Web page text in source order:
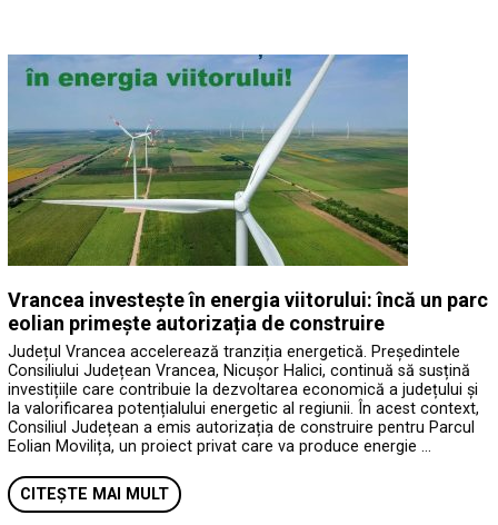
Vrancea investește în energia viitorului: încă un parc
eolian primește autorizația de construire
Județul Vrancea accelerează tranziția energetică. Președintele
Consiliului Județean Vrancea, Nicușor Halici, continuă să susțină
investițiile care contribuie la dezvoltarea economică a județului și
la valorificarea potențialului energetic al regiunii. În acest context,
Consiliul Județean a emis autorizația de construire pentru Parcul
Eolian Movilița, un proiect privat care va produce energie …
CITEȘTE MAI MULT